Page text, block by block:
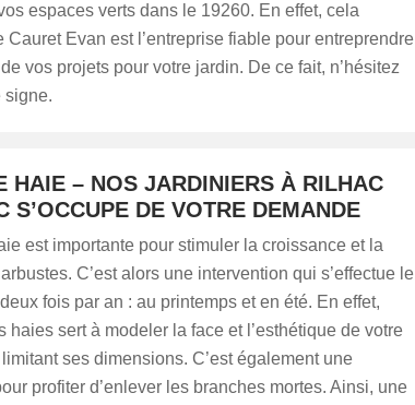
espaces verts dans le 19260. En effet, cela
Cauret Evan est l’entreprise fiable pour entreprendre
vos projets pour votre jardin. De ce fait, n’hésitez
signe.
HAIE – NOS JARDINIERS À RILHAC
S’OCCUPE DE VOTRE DEMANDE
est importante pour stimuler la croissance et la
C’est alors une intervention qui s’effectue le
fois par an : au printemps et en été. En effet,
haies sert à modeler la face et l’esthétique de votre
ses dimensions. C’est également une
profiter d’enlever les branches mortes. Ainsi, une